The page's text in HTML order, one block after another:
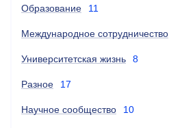
Образование 11
Международное сотрудничество
Университетская жизнь 8
Разное 17
Научное сообщество 10